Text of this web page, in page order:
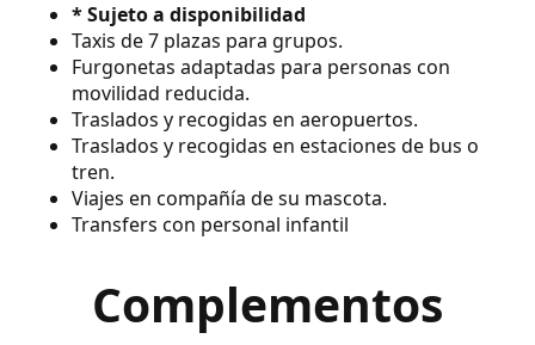
* Sujeto a disponibilidad
Taxis de 7 plazas para grupos.
Furgonetas adaptadas para personas con
movilidad reducida.
Traslados y recogidas en aeropuertos.
Traslados y recogidas en estaciones de bus o
tren.
Viajes en compañía de su mascota.
Transfers con personal infantil
Complementos